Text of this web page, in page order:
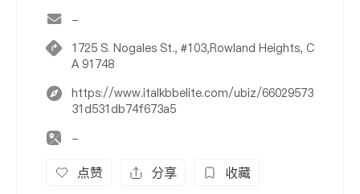
-
1725 S. Nogales St., #103,Rowland Heights, C
A 91748
https://www.italkbbelite.com/ubiz/66029573
31d531db74f673a5
-
点赞 分享 收藏